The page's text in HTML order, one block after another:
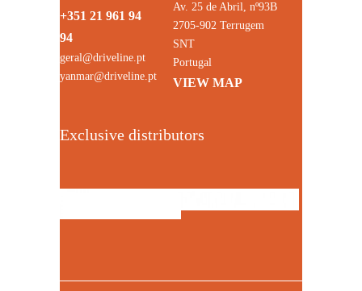
+351 21 961 94
94
geral@driveline.pt
yanmar@driveline.pt
Av. 25 de Abril, nº93B
2705-902 Terrugem
SNT
Portugal
VIEW MAP
Exclusive distributors